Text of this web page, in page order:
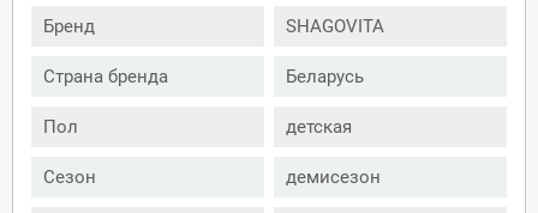
Бренд SHAGOVITA
Страна бренда Беларусь
Пол детская
Сезон демисезон